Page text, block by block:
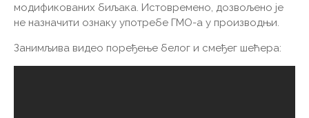
модификованих биљака. Истовремено, дозвољено је
не назначити ознаку употребе ГМО-а у производњи.
Занимљива видео поређење белог и смеђег шећера: